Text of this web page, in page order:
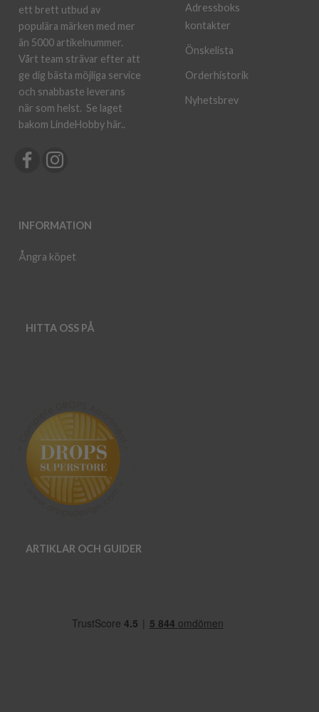
ett brett utbud av
populära märken med mer
än 5000 artikelnummer.
Vårt team strävar efter att
ge dig bästa möjliga service
och snabbaste leverans
när som helst. Se laget
bakom LindeHobby här..
INFORMATION
Ångra köpet
Adressboks
kontakter
Önskelista
Orderhistorik
Nyhetsbrev
HITTA OSS PÅ
ARTIKLAR OCH GUIDER